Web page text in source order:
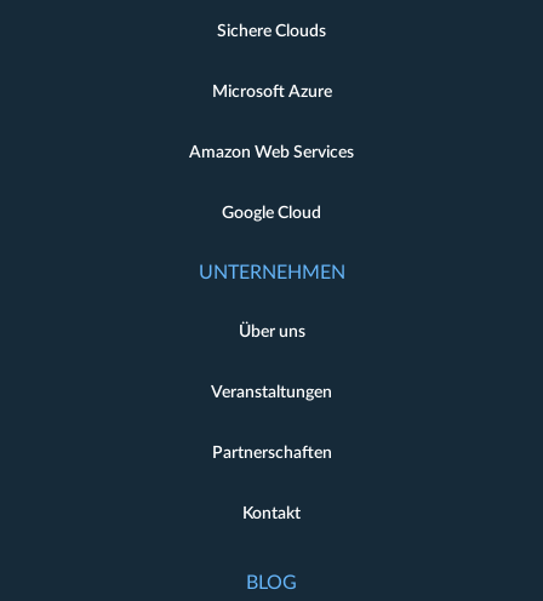
Sichere Clouds
Microsoft Azure
Amazon Web Services
Google Cloud
UNTERNEHMEN
Über uns
Veranstaltungen
Partnerschaften
Kontakt
BLOG